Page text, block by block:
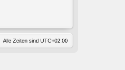
Alle Zeiten sind UTC+02:00